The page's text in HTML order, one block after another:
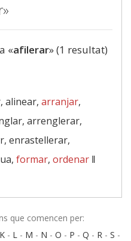
«afilerar» (1 resultat)
alinear, arranjar,
arrenglerar,
enrastellerar,
formar, ordenar ‖
que comencen per:
K - L - M - N - O - P - Q - R - S -